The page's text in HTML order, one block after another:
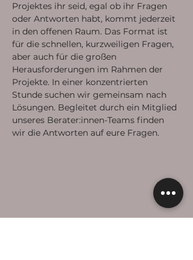
Projektes ihr seid, egal ob ihr Fragen
oder Antworten habt, kommt jederzeit
in den offenen Raum. Das Format ist
für die schnellen, kurzweiligen Fragen,
aber auch für die großen
Herausforderungen im Rahmen der
Projekte. In einer konzentrierten
Stunde suchen wir gemeinsam nach
Lösungen. Begleitet durch ein Mitglied
unseres Berater:innen-Teams finden
wir die Antworten auf eure Fragen.